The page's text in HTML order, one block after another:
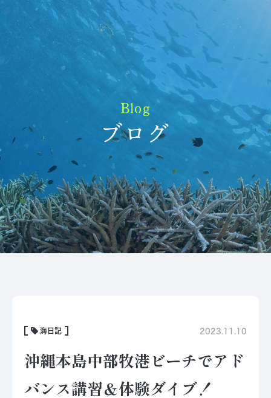
Blog
ブログ
海日記 2023.11.10
沖縄本島中部牧港ビーチでアド
バンス講習＆体験ダイブ！